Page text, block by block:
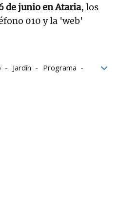
de junio en Ataria, los
010 y la 'web'
Jardín
Programa